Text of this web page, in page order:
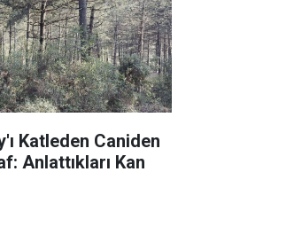
Katleden Caniden
Anlattıkları Kan